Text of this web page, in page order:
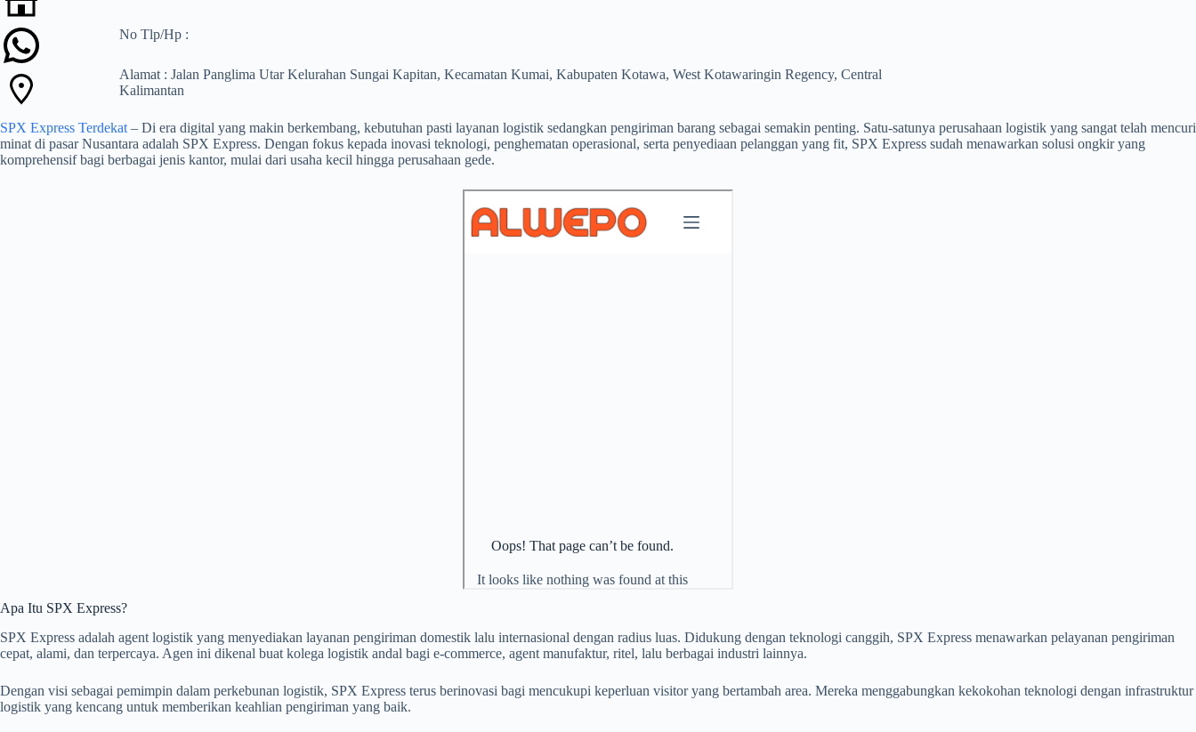
No Tlp/Hp :
Alamat : Jalan Panglima Utar Kelurahan Sungai Kapitan, Kecamatan Kumai, Kabupaten Kotawa, West Kotawaringin Regency, Central
Kalimantan
SPX Express Terdekat – Di era digital yang makin berkembang, kebutuhan pasti layanan logistik sedangkan pengiriman barang sebagai semakin penting. Satu-satunya perusahaan logistik yang sangat telah mencuri
minat di pasar Nusantara adalah SPX Express. Dengan fokus kepada inovasi teknologi, penghematan operasional, serta penyediaan pelanggan yang fit, SPX Express sudah menawarkan solusi ongkir yang
komprehensif bagi berbagai jenis kantor, mulai dari usaha kecil hingga perusahaan gede.
Apa Itu SPX Express?
SPX Express adalah agent logistik yang menyediakan layanan pengiriman domestik lalu internasional dengan radius luas. Didukung dengan teknologi canggih, SPX Express menawarkan pelayanan pengiriman
cepat, alami, dan terpercaya. Agen ini dikenal buat kolega logistik andal bagi e-commerce, agent manufaktur, ritel, lalu berbagai industri lainnya.
Dengan visi sebagai pemimpin dalam perkebunan logistik, SPX Express terus berinovasi bagi mencukupi keperluan visitor yang bertambah area. Mereka menggabungkan kekokohan teknologi dengan infrastruktur
logistik yang kencang untuk memberikan keahlian pengiriman yang baik.